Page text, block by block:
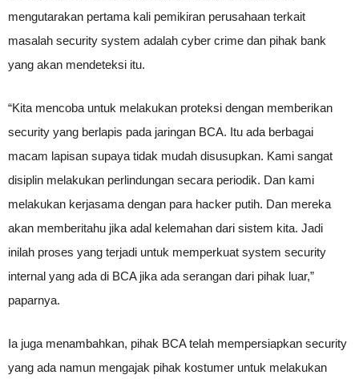
mengutarakan pertama kali pemikiran perusahaan terkait
masalah security system adalah cyber crime dan pihak bank
yang akan mendeteksi itu.
“Kita mencoba untuk melakukan proteksi dengan memberikan
security yang berlapis pada jaringan BCA. Itu ada berbagai
macam lapisan supaya tidak mudah disusupkan. Kami sangat
disiplin melakukan perlindungan secara periodik. Dan kami
melakukan kerjasama dengan para hacker putih. Dan mereka
akan memberitahu jika adal kelemahan dari sistem kita. Jadi
inilah proses yang terjadi untuk memperkuat system security
internal yang ada di BCA jika ada serangan dari pihak luar,”
paparnya.
Ia juga menambahkan, pihak BCA telah mempersiapkan security
yang ada namun mengajak pihak kostumer untuk melakukan